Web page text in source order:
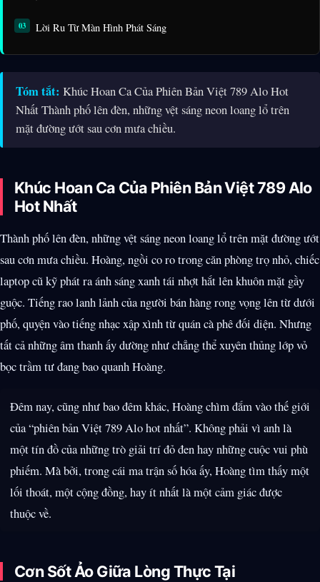
Lời Ru Từ Màn Hình Phát Sáng
Tóm tắt: Khúc Hoan Ca Của Phiên Bản Việt 789 Alo Hot
Nhất Thành phố lên đèn, những vệt sáng neon loang lổ trên
mặt đường ướt sau cơn mưa chiều.
Khúc Hoan Ca Của Phiên Bản Việt 789 Alo
Hot Nhất
Thành phố lên đèn, những vệt sáng neon loang lổ trên mặt đường ướt
sau cơn mưa chiều. Hoàng, ngồi co ro trong căn phòng trọ nhỏ, chiếc
laptop cũ kỹ phát ra ánh sáng xanh tái nhợt hắt lên khuôn mặt gầy
guộc. Tiếng rao lanh lảnh của người bán hàng rong vọng lên từ dưới
phố, quyện vào tiếng nhạc xập xình từ quán cà phê đối diện. Nhưng
tất cả những âm thanh ấy dường như chẳng thể xuyên thủng lớp vỏ
bọc trầm tư đang bao quanh Hoàng.
Đêm nay, cũng như bao đêm khác, Hoàng chìm đắm vào thế giới
của “phiên bản Việt 789 Alo hot nhất”. Không phải vì anh là
một tín đồ của những trò giải trí đỏ đen hay những cuộc vui phù
phiếm. Mà bởi, trong cái ma trận số hóa ấy, Hoàng tìm thấy một
lối thoát, một cộng đồng, hay ít nhất là một cảm giác được
thuộc về.
Cơn Sốt Ảo Giữa Lòng Thực Tại